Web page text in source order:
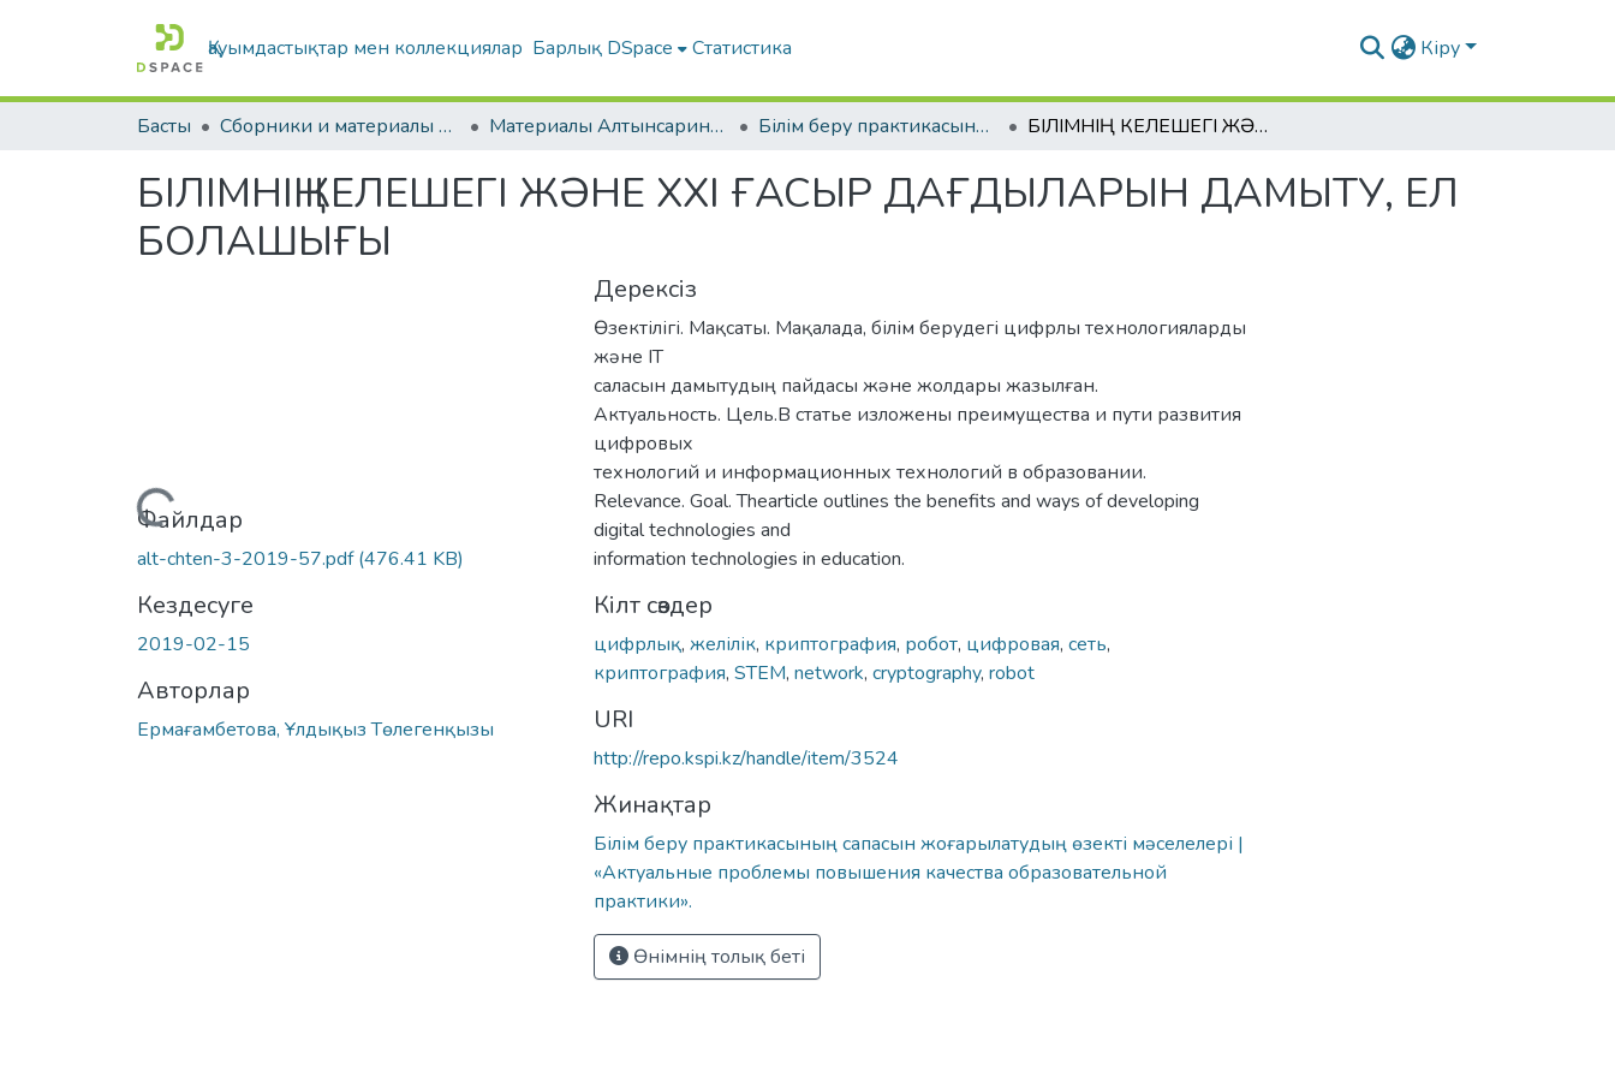
Қауымдастықтар мен коллекциялар Барлық DSpace Статистика Кіру
Басты Сборники и материалы конференций Материалы Алтынсаринских педагогических чтений Білім беру практикасының сапасын жоғарылатудың өзекті мәселелері | «Актуальные проблемы повышения качества образовательной практики». БІЛІМНІҢ КЕЛЕШЕГІ ЖƏНЕ XXI ҒАСЫР ДАҒДЫЛАРЫН ДАМЫТУ, ЕЛ БОЛАШЫҒЫ
БІЛІМНІҢ КЕЛЕШЕГІ ЖƏНЕ XXI ҒАСЫР ДАҒДЫЛАРЫН ДАМЫТУ, ЕЛ
БОЛАШЫҒЫ
Жүктеу...
Файлдар
alt-chten-3-2019-57.pdf(476.41 KB)
Кездесуге
2019-02-15
Авторлар
Ермағамбетова, Ұлдықыз Төлегенқызы
Дерексіз
Өзектілігі. Мақсаты. Мақалада, білім берудегі цифрлы технологияларды
жəне IT
саласын дамытудың пайдасы жəне жолдары жазылған.
Актуальность. Цель.В статье изложены преимущества и пути развития
цифровых
технологий и информационных технологий в образовании.
Relevance. Goal. Thearticle outlines the benefits and ways of developing
digital technologies and
information technologies in education.
Кілт сөздер
цифрлық, желілік, криптография, робот, цифровая, сеть,
криптография, STEM, network, cryptography, robot
URI
http://repo.kspi.kz/handle/item/3524
Жинақтар
Білім беру практикасының сапасын жоғарылатудың өзекті мәселелері |
«Актуальные проблемы повышения качества образовательной
практики».
Өнімнің толық беті